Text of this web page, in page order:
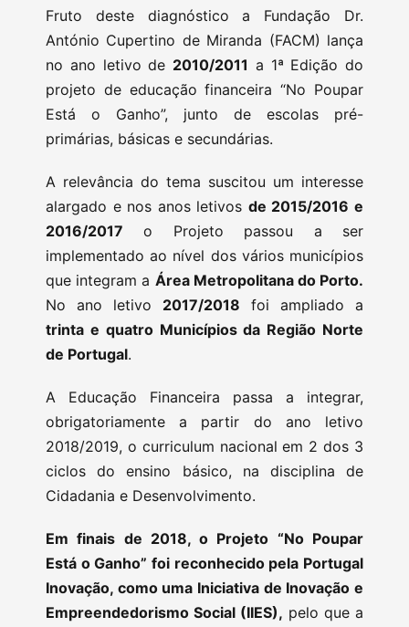
Fruto deste diagnóstico a Fundação Dr.
António Cupertino de Miranda (FACM) lança
no ano letivo de 2010/2011 a 1ª Edição do
projeto de educação financeira “No Poupar
Está o Ganho”, junto de escolas pré-
primárias, básicas e secundárias.
A relevância do tema suscitou um interesse
alargado e nos anos letivos de 2015/2016 e
2016/2017 o Projeto passou a ser
implementado ao nível dos vários municípios
que integram a Área Metropolitana do Porto.
No ano letivo 2017/2018 foi ampliado a
trinta e quatro Municípios da Região Norte
de Portugal.
A Educação Financeira passa a integrar,
obrigatoriamente a partir do ano letivo
2018/2019, o curriculum nacional em 2 dos 3
ciclos do ensino básico, na disciplina de
Cidadania e Desenvolvimento.
Em finais de 2018, o Projeto “No Poupar
Está o Ganho” foi reconhecido pela Portugal
Inovação, como uma Iniciativa de Inovação e
Empreendedorismo Social (IIES), pelo que a